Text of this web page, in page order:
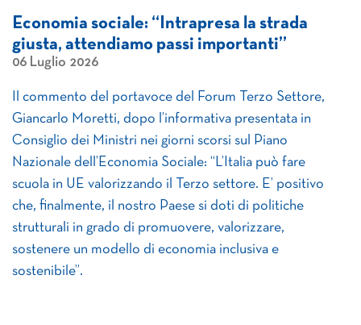
Economia sociale: “Intrapresa la strada
giusta, attendiamo passi importanti”
06 Luglio 2026
Il commento del portavoce del Forum Terzo Settore,
Giancarlo Moretti, dopo l’informativa presentata in
Consiglio dei Ministri nei giorni scorsi sul Piano
Nazionale dell’Economia Sociale: “L’Italia può fare
scuola in UE valorizzando il Terzo settore. E’ positivo
che, finalmente, il nostro Paese si doti di politiche
strutturali in grado di promuovere, valorizzare,
sostenere un modello di economia inclusiva e
sostenibile”.